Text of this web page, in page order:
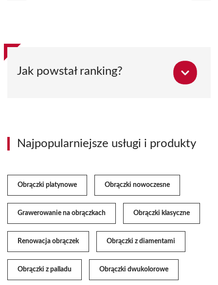
Jak powstał ranking?
Najpopularniejsze usługi i produkty
Obrączki platynowe Obrączki nowoczesne
Grawerowanie na obrączkach Obrączki klasyczne
Renowacja obrączek Obrączki z diamentami
Obrączki z palladu Obrączki dwukolorowe